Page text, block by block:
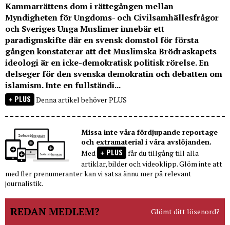
Kammarrättens dom i rättegången mellan
Myndigheten för Ungdoms- och Civilsamhällesfrågor
och Sveriges Unga Muslimer innebär ett
paradigmskifte där en svensk domstol för första
gången konstaterar att det Muslimska Brödraskapets
ideologi är en icke-demokratisk politisk rörelse. En
delseger för den svenska demokratin och debatten om
islamism. Inte en fullständi...
PLUS Denna artikel behöver PLUS
Missa inte våra fördjupande reportage
och extramaterial i våra avslöjanden.
Med
PLUS får du tillgång till alla
artiklar, bilder och videoklipp. Glöm inte att
med fler prenumeranter kan vi satsa ännu mer på relevant
journalistik.
REDAN MEDLEM? Glömt ditt lösenord?